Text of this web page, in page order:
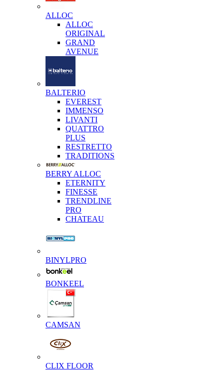
ALLOC
ALLOC
ORIGINAL
GRAND
AVENUE
BALTERIO
EVEREST
IMMENSO
LIVANTI
QUATTRO
PLUS
RESTRETTO
TRADITIONS
BERRY ALLOC
ETERNITY
FINESSE
TRENDLINE
PRO
CHATEAU
BINYLPRO
BONKEEL
CAMSAN
CLIX FLOOR